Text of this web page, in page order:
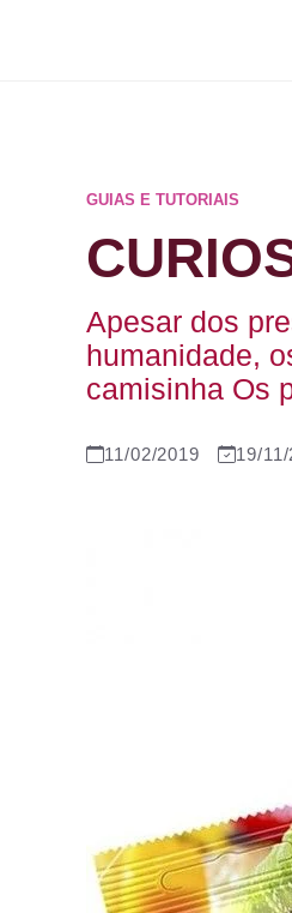
GUIAS E TUTORIAIS
Apesar dos
humanidade,
camisinha Os
11/02/2019 19/